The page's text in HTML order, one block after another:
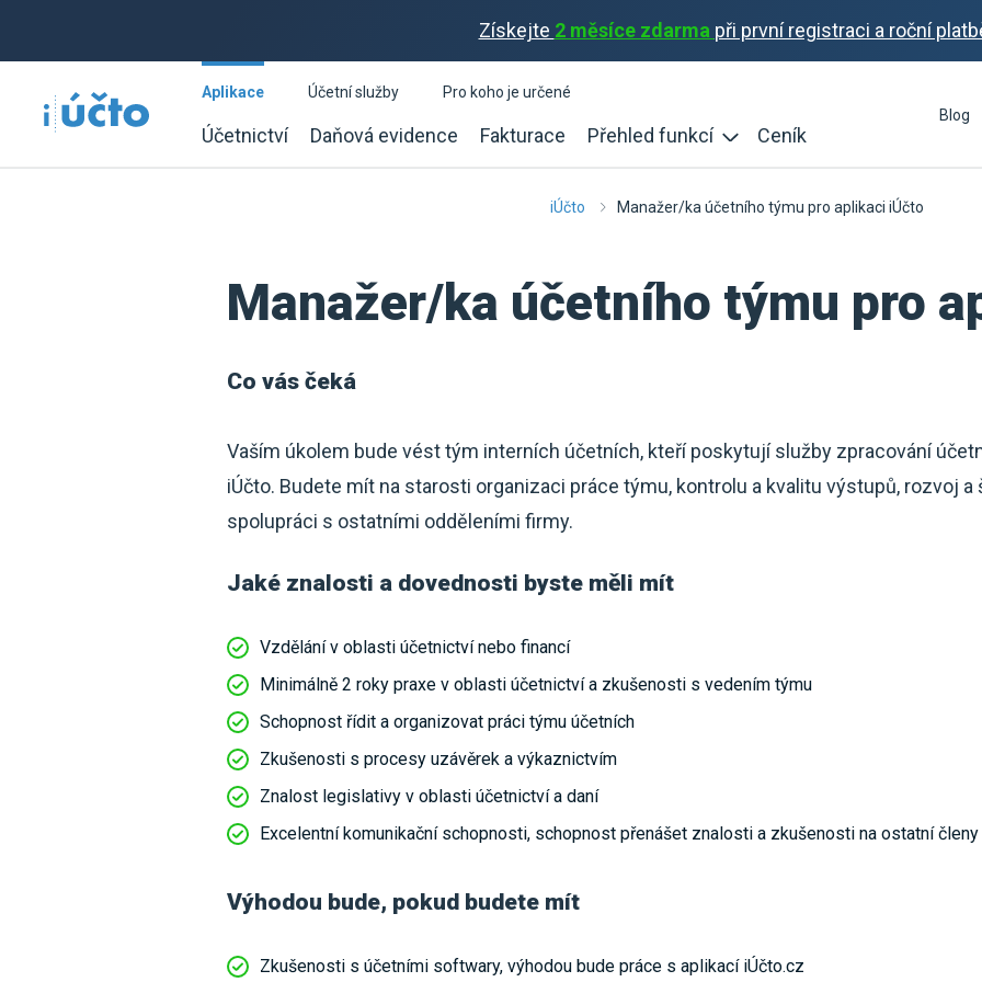
Získejte 2 měsíce zdarma při první registraci a roční
Aplikace
Účetnictví Daňová evidence Fakturace Přehled funkcí Ceník
Účetní služby
Pro koho je určené
Blog
iÚčto Manažer/ka účetního týmu pro aplikaci iÚčto
Manažer/ka účetního týmu pro
Co vás čeká
Vaším úkolem bude vést tým interních účetních, kteří poskytují služby zpracování
iÚčto. Budete mít na starosti organizaci práce týmu, kontrolu a kvalitu výstupů, rozvoj a
spolupráci s ostatními odděleními firmy.
Jaké znalosti a dovednosti byste měli mít
Vzdělání v oblasti účetnictví nebo financí
Minimálně 2 roky praxe v oblasti účetnictví a zkušenosti s vedením týmu
Schopnost řídit a organizovat práci týmu účetních
Zkušenosti s procesy uzávěrek a výkaznictvím
Znalost legislativy v oblasti účetnictví a daní
Excelentní komunikační schopnosti, schopnost přenášet znalosti a zkušenosti na ostatní
Výhodou bude, pokud budete mít
Zkušenosti s účetními softwary, výhodou bude práce s aplikací iÚčto.cz